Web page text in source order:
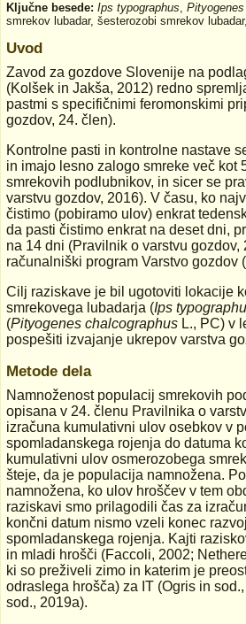
Ključne besede: Ips typographus,
smrekov lubadar, šesterozobi smrekov
Uvod
Zavod za gozdove Slovenije na
(Kolšek in Jakša, 2012) redno
pastmi s specifičnimi feromonskimi
gozdov, 24. člen).
Kontrolne pasti in kontrolne nastave
in imajo lesno zalogo smreke več kot
smrekovih podlubnikov, in sicer se
varstvu gozdov, 2016). V času, ko
čistimo (pobiramo ulov) enkrat
da pasti čistimo enkrat na deset dni,
na 14 dni (Pravilnik o varstvu
računalniški program Varstvo gozdov
Cilj raziskave je bil ugotoviti lokacije
smrekovega lubadarja (Ips
(Pityogenes chalcographus L., PC) v
pospešiti izvajanje ukrepov varstva
Metode dela
Namnoženost populacij smrekovih
opisana v 24. členu Pravilnika o
izračuna kumulativni ulov osebkov v
spomladanskega rojenja do datuma
kumulativni ulov osmerozobega
šteje, da je populacija namnožena.
namnožena, ko ulov hroščev v tem
raziskavi smo prilagodili čas za
končni datum nismo vzeli konec
spomladanskega rojenja. Kajti
in mladi hrošči (Faccoli, 2002;
ki so preživeli zimo in katerim je
odraslega hrošča) za IT (Ogris in
sod., 2019a).